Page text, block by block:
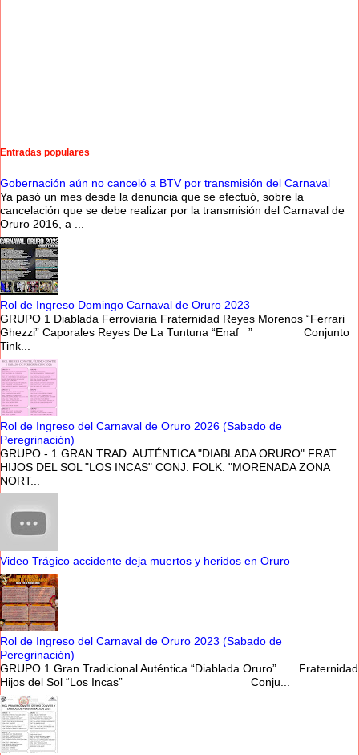
Entradas populares
Gobernación aún no canceló a BTV por transmisión del Carnaval
Ya pasó un mes desde la denuncia que se efectuó, sobre la
cancelación que se debe realizar por la transmisión del Carnaval de
Oruro 2016, a ...
Rol de Ingreso Domingo Carnaval de Oruro 2023
GRUPO 1 Diablada Ferroviaria Fraternidad Reyes Morenos “Ferrari
Ghezzi” Caporales Reyes De La Tuntuna “Enaf ” Conjunto
Tink...
Rol de Ingreso del Carnaval de Oruro 2026 (Sabado de
Peregrinación)
GRUPO - 1 GRAN TRAD. AUTÉNTICA "DIABLADA ORURO" FRAT.
HIJOS DEL SOL "LOS INCAS" CONJ. FOLK. "MORENADA ZONA
NORT...
Video Trágico accidente deja muertos y heridos en Oruro
Rol de Ingreso del Carnaval de Oruro 2023 (Sabado de
Peregrinación)
GRUPO 1 Gran Tradicional Auténtica “Diablada Oruro” Fraternidad
Hijos del Sol “Los Incas” Conju...